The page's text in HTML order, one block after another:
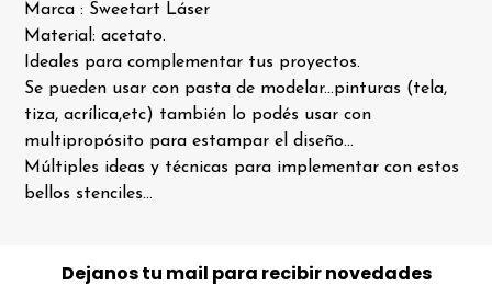
Marca : Sweetart Láser
Material: acetato.
Ideales para complementar tus proyectos.
Se pueden usar con pasta de modelar...pinturas (tela,
tiza, acrílica,etc) también lo podés usar con
multipropósito para estampar el diseño...
Múltiples ideas y técnicas para implementar con estos
bellos stenciles...
Dejanos tu mail para recibir novedades